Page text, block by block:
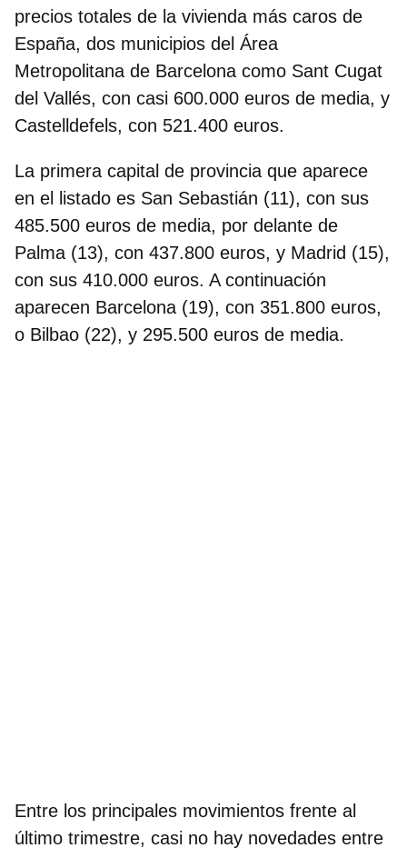
precios totales de la vivienda más caros de
España, dos municipios del Área
Metropolitana de Barcelona como Sant Cugat
del Vallés, con casi 600.000 euros de media, y
Castelldefels, con 521.400 euros.
La primera capital de provincia que aparece
en el listado es San Sebastián (11), con sus
485.500 euros de media, por delante de
Palma (13), con 437.800 euros, y Madrid (15),
con sus 410.000 euros. A continuación
aparecen Barcelona (19), con 351.800 euros,
o Bilbao (22), y 295.500 euros de media.
Entre los principales movimientos frente al
último trimestre, casi no hay novedades entre